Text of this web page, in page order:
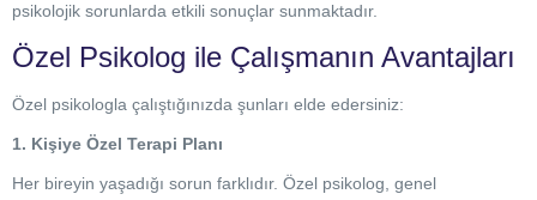
psikolojik sorunlarda etkili sonuçlar sunmaktadır.
Özel Psikolog ile Çalışmanın Avantajları
Özel psikologla çalıştığınızda şunları elde edersiniz:
1. Kişiye Özel Terapi Planı
Her bireyin yaşadığı sorun farklıdır. Özel psikolog, genel